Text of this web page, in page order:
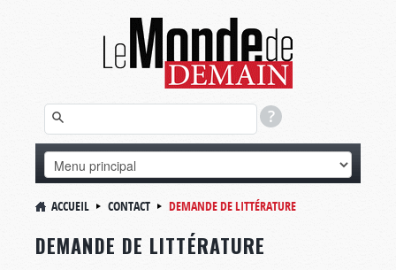
ACCUEIL CONTACT DEMANDE DE LITTÉRATURE
DEMANDE DE LITTÉRATURE